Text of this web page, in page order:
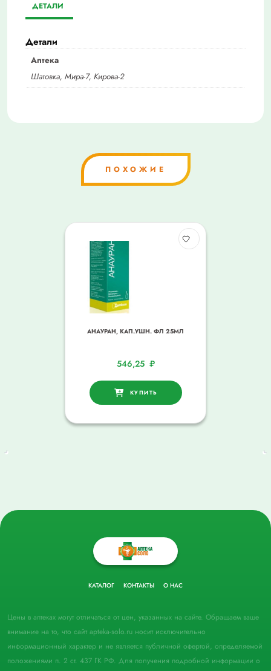
ДЕТАЛИ
Детали
Аптека
Шатовка, Мира-7, Кирова-2
ПОХОЖИЕ
АНАУРАН, КАП.УШН. ФЛ 25МЛ
546,25 ₽
КУПИТЬ
КАТАЛОГ КОНТАКТЫ О НАС
Цены в аптеках могут отличаться от цен, указанных на сайте. Обращаем ваше
внимание на то, что сайт apteka-solo.ru носит исключительно
информационный характер и не является публичной офертой, определяемой
положениями п. 2 ст. 437 ГК РФ. Для получения подробной информации о